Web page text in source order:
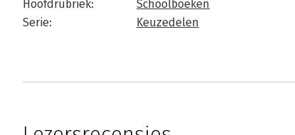
Hoofdrubriek:
Schoolboeken
Serie:
Keuzedelen